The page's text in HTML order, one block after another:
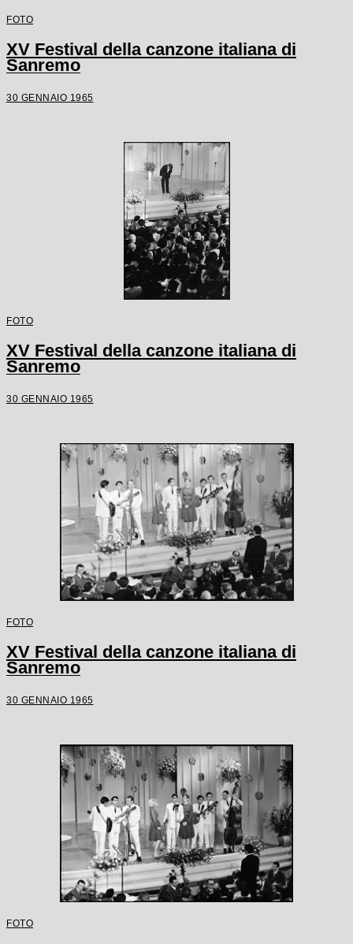
FOTO
XV Festival della canzone italiana di
Sanremo
30 GENNAIO 1965
FOTO
XV Festival della canzone italiana di
Sanremo
30 GENNAIO 1965
FOTO
XV Festival della canzone italiana di
Sanremo
30 GENNAIO 1965
FOTO